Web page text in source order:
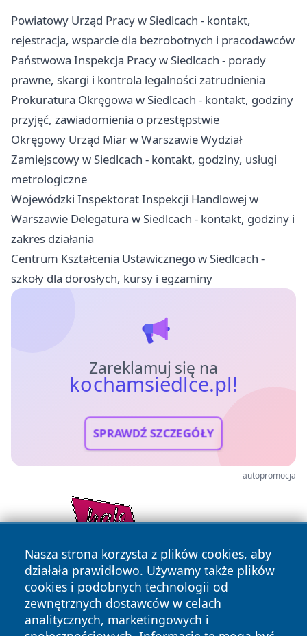
Powiatowy Urząd Pracy w Siedlcach - kontakt,
rejestracja, wsparcie dla bezrobotnych i pracodawców
Państwowa Inspekcja Pracy w Siedlcach - porady
prawne, skargi i kontrola legalności zatrudnienia
Prokuratura Okręgowa w Siedlcach - kontakt, godziny
przyjęć, zawiadomienia o przestępstwie
Okręgowy Urząd Miar w Warszawie Wydział
Zamiejscowy w Siedlcach - kontakt, godziny, usługi
metrologiczne
Wojewódzki Inspektorat Inspekcji Handlowej w
Warszawie Delegatura w Siedlcach - kontakt, godziny i
zakres działania
Centrum Kształcenia Ustawicznego w Siedlcach -
szkoły dla dorosłych, kursy i egzaminy
Zareklamuj się na
kochamsiedlce.pl!
SPRAWDŹ SZCZEGÓŁY
autopromocja
Nasza strona korzysta z plików cookies, aby
działała prawidłowo. Używamy także plików
cookies i podobnych technologii od
zewnętrznych dostawców w celach
analitycznych, marketingowych i